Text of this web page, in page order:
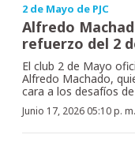
2 de Mayo de PJC
Alfredo
refuerzo del 2
El club 2 de Mayo
Alfredo Machado,
cara a los desafíos
Junio 17, 2026 05:10 p. m.